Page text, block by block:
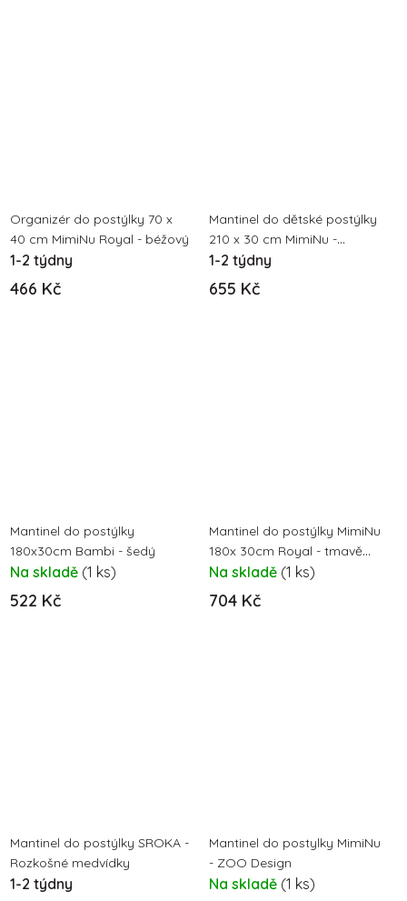
Organizér do postýlky 70 x
40 cm MimiNu Royal - béžový
1-2 týdny
466 Kč
Mantinel do dětské postýlky
210 x 30 cm MimiNu -
Medvídek Lulu
1-2 týdny
655 Kč
Mantinel do postýlky
180x30cm Bambi - šedý
Na skladě (1 ks)
522 Kč
Mantinel do postýlky MimiNu
180x 30cm Royal - tmavě
mátová
Na skladě (1 ks)
704 Kč
Mantinel do postýlky SROKA -
Rozkošné medvídky
1-2 týdny
Mantinel do postylky MimiNu
- ZOO Design
Na skladě (1 ks)